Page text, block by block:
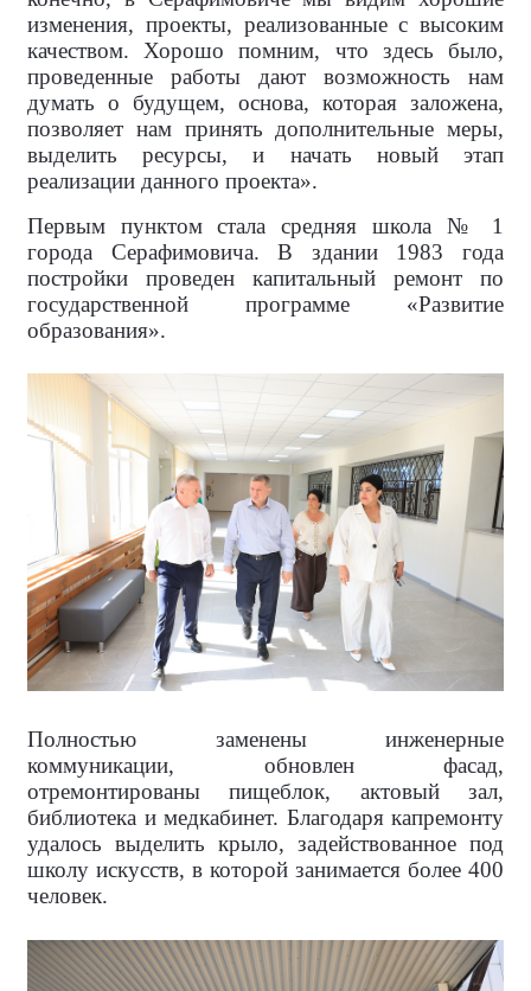
изменения, проекты, реализованные с высоким
качеством. Хорошо помним, что здесь было,
проведенные работы дают возможность нам
думать о будущем, основа, которая заложена,
позволяет нам принять дополнительные меры,
выделить ресурсы, и начать новый этап
реализации данного проекта».
Первым пунктом стала средняя школа № 1
города Серафимовича. В здании 1983 года
постройки проведен капитальный ремонт по
государственной программе «Развитие
образования».
Полностью заменены инженерные
коммуникации, обновлен фасад,
отремонтированы пищеблок, актовый зал,
библиотека и медкабинет. Благодаря капремонту
удалось выделить крыло, задействованное под
школу искусств, в которой занимается более 400
человек.